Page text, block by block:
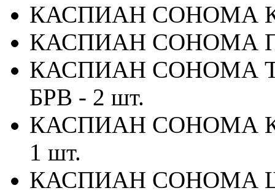
КАСПИАН СОНОМА
КАСПИАН СОНОМА
КАСПИАН СОНОМА
БРВ - 2 шт.
КАСПИАН СОНОМА
1 шт.
КАСПИАН СОНОМА